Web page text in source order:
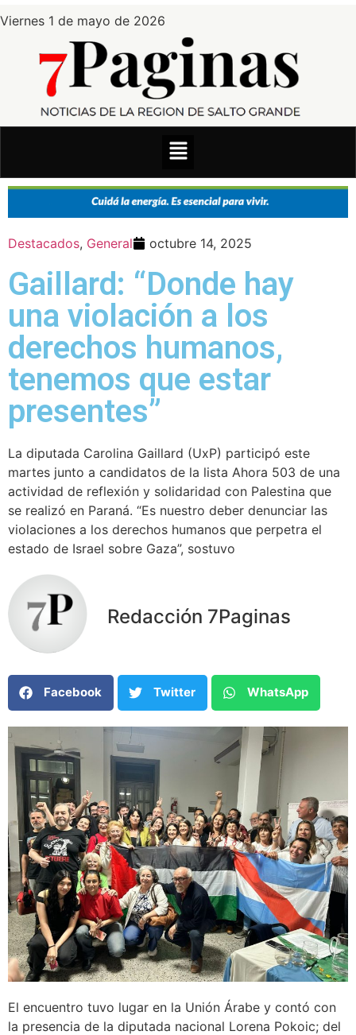
Viernes 1 de mayo de 2026
Destacados, General octubre 14, 2025
Gaillard: “Donde hay
una violación a los
derechos humanos,
tenemos que estar
presentes”
La diputada Carolina Gaillard (UxP) participó este
martes junto a candidatos de la lista Ahora 503 de una
actividad de reflexión y solidaridad con Palestina que
se realizó en Paraná. “Es nuestro deber denunciar las
violaciones a los derechos humanos que perpetra el
estado de Israel sobre Gaza”, sostuvo
Redacción 7Paginas
Facebook Twitter WhatsApp
El encuentro tuvo lugar en la Unión Árabe y contó con
la presencia de la diputada nacional Lorena Pokoic; del